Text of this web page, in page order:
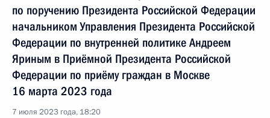
по поручению Президента Российской Федерации
начальником Управления Президента Российской
Федерации по внутренней политике Андреем
Яриным в Приёмной Президента Российской
Федерации по приёму граждан в Москве
16 марта 2023 года
7 июля 2023 года, 18:20